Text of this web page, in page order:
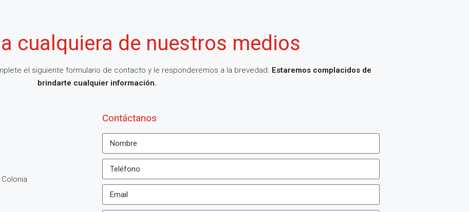
cualquiera de nuestros medios
el siguiente formulario de contacto y le responderemos a la brevedad. Estaremos complacidos de
brindarte cualquier información.
Contáctanos